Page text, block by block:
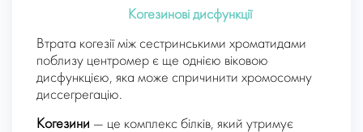
Когезинові дисфункції
Втрата когезії між сестринськими хроматидами
поблизу центромер є ще однією віковою
дисфункцією, яка може спричинити хромосомну
диссегрегацію.
Когезини — це комплекс білків, який утримує